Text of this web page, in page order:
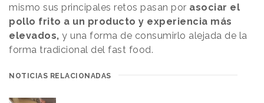
mismo sus principales retos pasan por asociar el
pollo frito a un producto y experiencia más
elevados, y una forma de consumirlo alejada de la
forma tradicional del fast food.
NOTICIAS RELACIONADAS